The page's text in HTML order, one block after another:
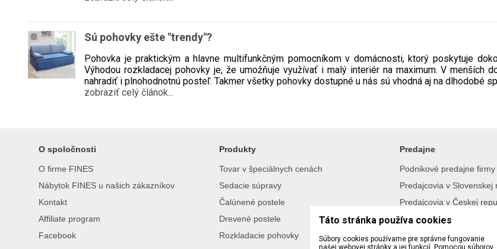
Sú pohovky ešte "trendy"?
Pohovka je praktickým a hlavne multifunkčným pomocníkom v domácnosti, ktorý poskytuje
Výhodou rozkladacej pohovky je, že umožňuje využívať i malý interiér na maximum. V menších
nahradiť i plnohodnotnú posteľ. Takmer všetky pohovky dostupné u nás sú vhodná aj na dlhodobé
zobraziť celý článok...
O spoločnosti
O firme FINES
Nábytok FINES u našich zákazníkov
Kontakt
Affiliate program
Facebook
Produkty
Tovar v špeciálnych cenách
Sedacie súpravy
Čalúnené postele
Drevené postele
Rozkladacie pohovky
Predajne
Podnikové predajne firmy
Predajcovia v Slovenskej
Predajcovia v Českej
Katalógy na stiahnutie
Prečo nakúpiť vo firme
Táto stránka používa cookies
Súbory cookies používame pre správne fungovanie
našej webovej stránky a jej funkcií. Pomocou súborov